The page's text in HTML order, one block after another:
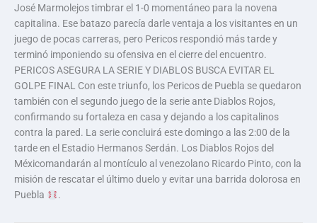
José Marmolejos timbrar el 1-0 momentáneo para la novena
capitalina. Ese batazo parecía darle ventaja a los visitantes en un
juego de pocas carreras, pero Pericos respondió más tarde y
terminó imponiendo su ofensiva en el cierre del encuentro.
PERICOS ASEGURA LA SERIE Y DIABLOS BUSCA EVITAR EL
GOLPE FINAL Con este triunfo, los Pericos de Puebla se quedaron
también con el segundo juego de la serie ante Diablos Rojos,
confirmando su fortaleza en casa y dejando a los capitalinos
contra la pared. La serie concluirá este domingo a las 2:00 de la
tarde en el Estadio Hermanos Serdán. Los Diablos Rojos del
Méxicomandarán al montículo al venezolano Ricardo Pinto, con la
misión de rescatar el último duelo y evitar una barrida dolorosa en
Puebla
.